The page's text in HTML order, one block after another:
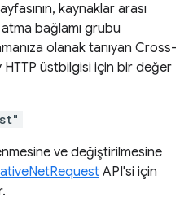
kaynaklar arası
bağlamı grubu
olanak tanıyan Cross-
üstbilgisi için bir değer
ve değiştirilmesine
API'si için